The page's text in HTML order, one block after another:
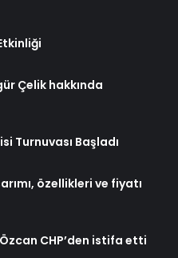
Çelik hakkında
Turnuvası Başladı
özellikleri ve fiyatı
CHP’den istifa etti